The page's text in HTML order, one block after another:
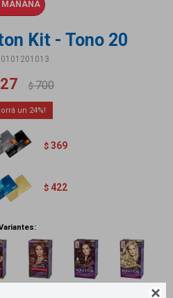

MAÑANA
Kit - Tono 20
0101201013
$ 700
24
$ 369
$ 422